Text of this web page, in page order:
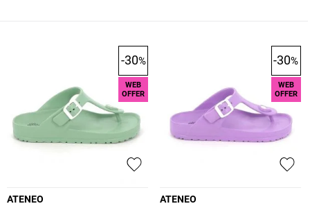
-30%
WEB
OFFER
ATENEO
-30%
WEB
OFFER
ATENEO